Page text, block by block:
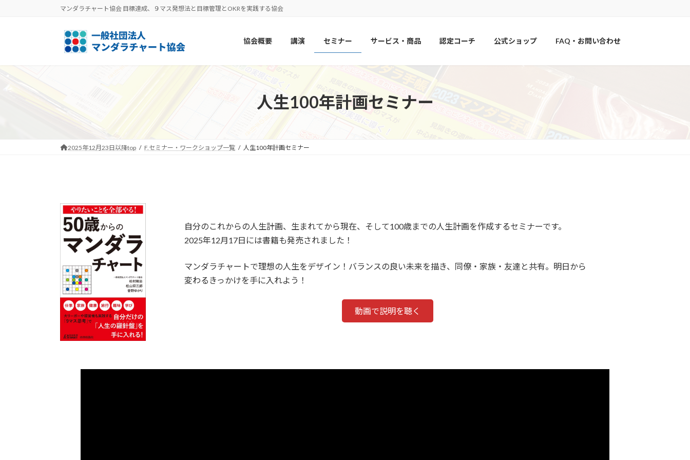
へ
ョ
マンダラチャート協会 目標達成、９マス発想法と目標管理とOKRを実践する協会
協会概要 講演 セミナー サービス・商品 認定コーチ 公式ショップ FAQ・お問い合わせ
人生100年計画セミナー
2025年12月23日以降top F.セミナー・ワークショップ一覧 人生100年計画セミナー
自分のこれからの人生計画、生まれてから現在、そして100歳までの人生計画を作成するセミナーです。
2025年12月17日には書籍も発売されました！
マンダラチャートで理想の人生をデザイン！バランスの良い未来を描き、同僚・家族・友達と共有。明日から
変わるきっかけを手に入れよう！
動画で説明を聴く